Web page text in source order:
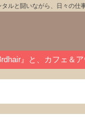
タルと闘いながら、日々の仕
』と、カフェ＆